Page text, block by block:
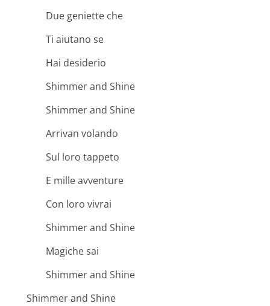
Due geniette che
Ti aiutano se
Hai desiderio
Shimmer and Shine
Shimmer and Shine
Arrivan volando
Sul loro tappeto
E mille avventure
Con loro vivrai
Shimmer and Shine
Magiche sai
Shimmer and Shine
Shimmer and Shine